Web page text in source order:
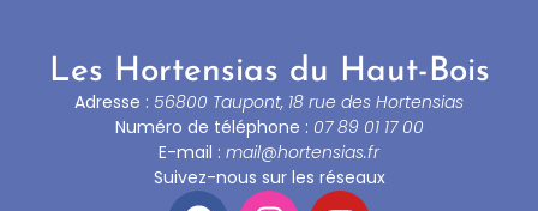
Les Hortensias du Haut-Bois
Adresse : 56800 Taupont, 18 rue des Hortensias
Numéro de téléphone : 07 89 01 17 00
E-mail : mail@hortensias.fr
Suivez-nous sur les réseaux